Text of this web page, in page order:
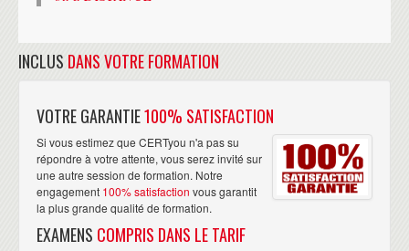
INCLUS DANS VOTRE FORMATION
VOTRE GARANTIE100% SATISFACTION
Si vous estimez que CERTyou n'a pas su
répondre à votre attente, vous serez invité sur
une autre session de formation. Notre
engagement 100% satisfaction vous garantit
la plus grande qualité de formation.
EXAMENS COMPRIS DANS LE TARIF